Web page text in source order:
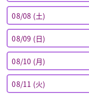
08/08 (土)
08/09 (日)
08/10 (月)
08/11 (火)